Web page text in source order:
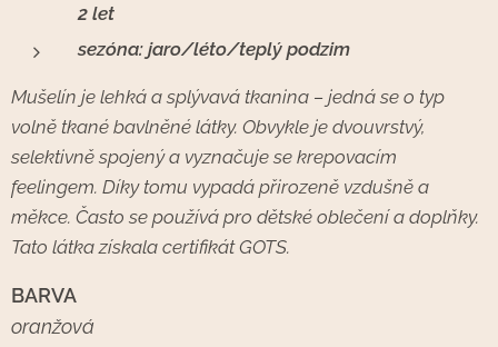
2 let
sezóna: jaro/léto/teplý podzim
Mušelín je lehká a splývavá tkanina – jedná se o typ
volně tkané bavlněné látky. Obvykle je dvouvrstvý,
selektivně spojený a vyznačuje se krepovacím
feelingem. Díky tomu vypadá přirozeně vzdušně a
měkce. Často se používá pro dětské oblečení a doplňky.
Tato látka získala certifikát GOTS.
BARVA
oranžová